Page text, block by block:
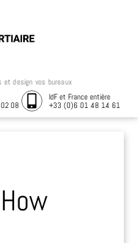
08
IdF et France entière
+33 (0)6 01 48 14 61
et design vos bureaux